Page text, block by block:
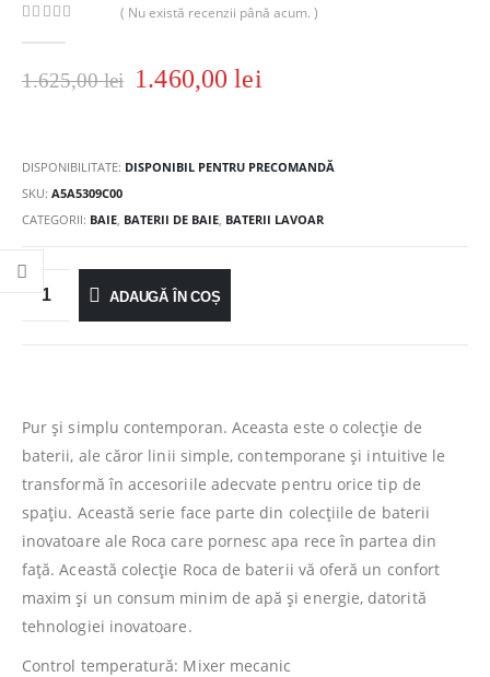
( Nu există recenzii până acum. )
1.625,00lei 1.460,00lei
DISPONIBILITATE: DISPONIBIL PENTRU PRECOMANDĂ
SKU: A5A5309C00
CATEGORII: BAIE, BATERII DE BAIE, BATERII LAVOAR
ADAUGĂ ÎN COȘ
Pur şi simplu contemporan. Aceasta este o colecţie de
baterii, ale căror linii simple, contemporane şi intuitive le
transformă în accesoriile adecvate pentru orice tip de
spaţiu. Această serie face parte din colecţiile de baterii
inovatoare ale Roca care pornesc apa rece în partea din
faţă. Această colecţie Roca de baterii vă oferă un confort
maxim şi un consum minim de apă şi energie, datorită
tehnologiei inovatoare.
Control temperatură: Mixer mecanic